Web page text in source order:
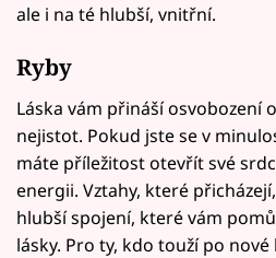
ale i na té hlubší, vnitřní.
Ryby
Láska vám přináší osvobození
nejistot. Pokud jste se v
máte příležitost otevřít své
energii. Vztahy, které
hlubší spojení, které vám
lásky. Pro ty, kdo touží po nové